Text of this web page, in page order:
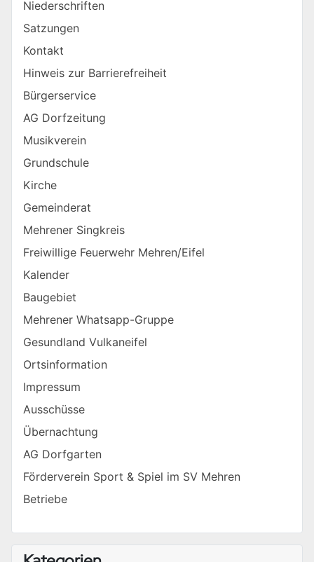
Niederschriften
Satzungen
Kontakt
Hinweis zur Barrierefreiheit
Bürgerservice
AG Dorfzeitung
Musikverein
Grundschule
Kirche
Gemeinderat
Mehrener Singkreis
Freiwillige Feuerwehr Mehren/Eifel
Kalender
Baugebiet
Mehrener Whatsapp-Gruppe
Gesundland Vulkaneifel
Ortsinformation
Impressum
Ausschüsse
Übernachtung
AG Dorfgarten
Förderverein Sport & Spiel im SV Mehren
Betriebe